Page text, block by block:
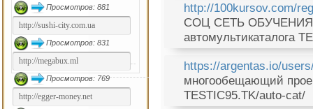
Просмотров: 881
Просмотров: 831
Просмотров: 769
http://100kursov.com/
СОЦ СЕТЬ ОБУЧЕНИЯ
автомультикаталога
https://argentas.io/
многообещающий
TESTIC95.TK/auto-cat/